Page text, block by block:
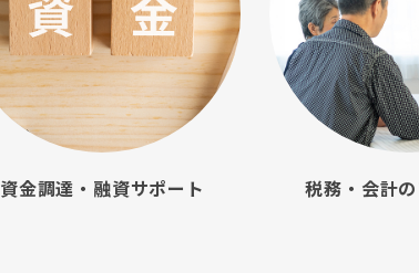
資金調達・融資サポート 税務・会計